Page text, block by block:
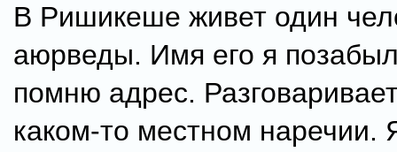
В Ришикеше живет один
аюрведы. Имя его я
помню адрес.
каком-то местном наречии.